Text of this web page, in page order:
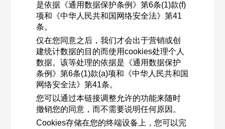
是依据《通用数据保护条例》第6条(1)款(f)
项和《中华人民共和国网络安全法》第41
条。
仅在您同意之后，我们才会出于营销或创
建统计数据的目的而使用cookies处理个人
数据。该等处理的依据是《通用数据保护
条例》第6条(1)款(a)项和《中华人民共和国
网络安全法》第41条。
您可以通过本链接调整允许的功能来随时
撤销您的同意，而不需要说明任何原因。
Cookies存储在您的终端设备上，您可以完